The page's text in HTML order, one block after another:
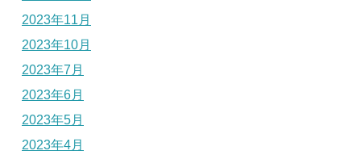
2023年11月
2023年10月
2023年7月
2023年6月
2023年5月
2023年4月